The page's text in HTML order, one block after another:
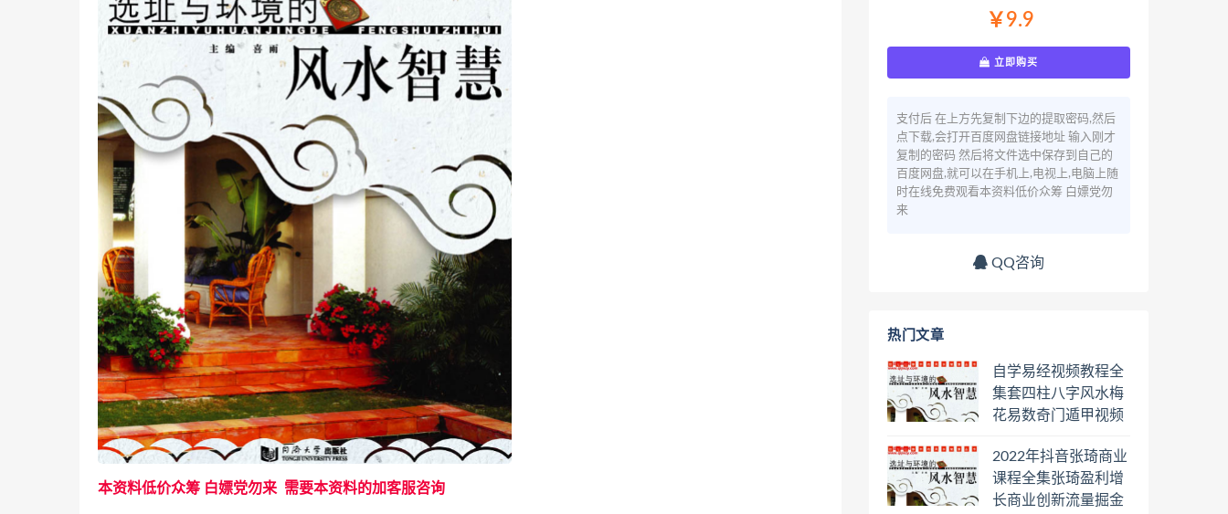
本资料低价众筹 白嫖党勿来 需要本资料的加客服咨询
￥9.9
立即购买
支付后 在上方先复制下边的提取密码,然后
点下载,会打开百度网盘链接地址 输入刚才
复制的密码 然后将文件选中保存到自己的
百度网盘,就可以在手机上,电视上,电脑上随
时在线免费观看本资料低价众筹 白嫖党勿
来
QQ咨询
热门文章
自学易经视频教程全
集套四柱八字风水梅
花易数奇门遁甲视频
日罗盘教程百度云网
盘会员
2022年抖音张琦商业
课程全集张琦盈利增
长商业创新流量掘金